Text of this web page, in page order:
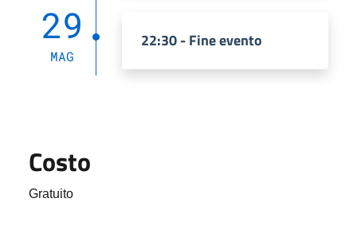
29
MAG
22:30 - Fine evento
Costo
Gratuito